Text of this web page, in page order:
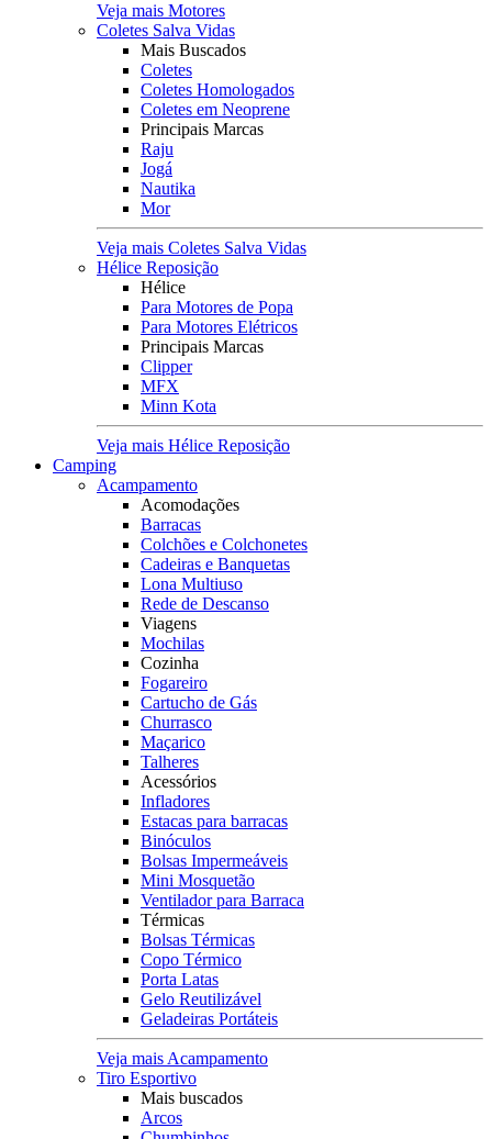
Veja mais Motores
Coletes Salva Vidas
Mais Buscados
Coletes
Coletes Homologados
Coletes em Neoprene
Principais Marcas
Raju
Jogá
Nautika
Mor
Veja mais Coletes Salva Vidas
Hélice Reposição
Hélice
Para Motores de Popa
Para Motores Elétricos
Principais Marcas
Clipper
MFX
Minn Kota
Veja mais Hélice Reposição
Camping
Acampamento
Acomodações
Barracas
Colchões e Colchonetes
Cadeiras e Banquetas
Lona Multiuso
Rede de Descanso
Viagens
Mochilas
Cozinha
Fogareiro
Cartucho de Gás
Churrasco
Maçarico
Talheres
Acessórios
Infladores
Estacas para barracas
Binóculos
Bolsas Impermeáveis
Mini Mosquetão
Ventilador para Barraca
Térmicas
Bolsas Térmicas
Copo Térmico
Porta Latas
Gelo Reutilizável
Geladeiras Portáteis
Veja mais Acampamento
Tiro Esportivo
Mais buscados
Arcos